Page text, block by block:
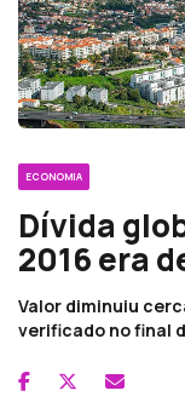
ECONOMIA
Dívida
2016 era
Valor diminuiu
verificado no final